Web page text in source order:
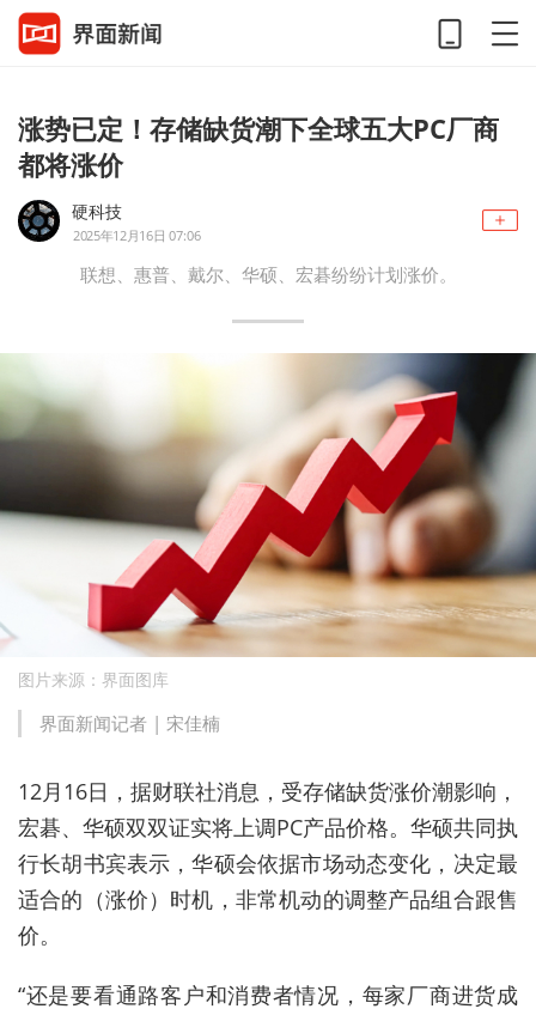
涨势已定！存储缺货潮下全球五大PC厂商
都将涨价
硬科技
2025年12月16日 07:06
联想、惠普、戴尔、华硕、宏碁纷纷计划涨价。
图片来源：界面图库
界面新闻记者 | 宋佳楠
12月16日，据财联社消息，受存储缺货涨价潮影响，
宏碁、华硕双双证实将上调PC产品价格。华硕共同执
行长胡书宾表示，华硕会依据市场动态变化，决定最
适合的（涨价）时机，非常机动的调整产品组合跟售
价。
“还是要看通路客户和消费者情况，每家厂商进货成